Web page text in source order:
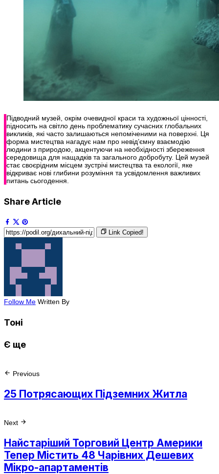
Підводний музей, окрім очевидної краси та художньої цінності,
підносить на світло день проблематику сучасних глобальних
викликів, які часто залишаються непоміченими на поверхні. Ця
форма мистецтва нагадує нам про невід’ємну взаємодію
людини з природою, акцентуючи на необхідності збереження
середовища для нащадків та загального добробуту. Цей музей
стає своєрідним місцем зустрічі мистецтва та екології, яке
відкриває нові глибини розуміння та усвідомлення важливих
питань сьогодення.
Share Article
Link Copied!
Follow Me Written By
Тоні
Є ще
Previous
25 Потрясающих Підземних Житла
Next
Найстаріший Торговий Центр Америки
Тепер Містить 48 Чарівних Дешевих
Мікро-апартаментів